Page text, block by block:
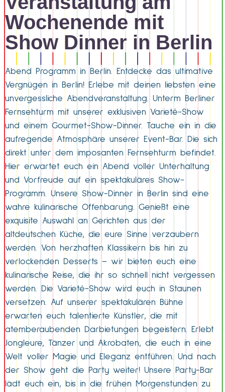
Wochenende mit
Show Dinner in Berlin
Abend Programm in Berlin. Entdecke das ultimative
Vergnügen in Berlin! Erlebe mit deinen liebsten eine
unvergessliche Abendveranstaltung. Unterm Berliner
Fernsehturm mit unserer exklusiven Varieté-Show
und einem Gourmet-Show-Dinner. Tauche ein in die
aufregende Atmosphäre unserer Event-Bar. Die sich
direkt unter dem imposanten Fernsehturm befindet.
Hier erwartet euch ein Abend voller Unterhaltung
und Vorfreude auf ein spektakuläres Show-
Programm. Unsere Show-Dinner in Berlin sind eine
wahre kulinarische Offenbarung. Genießt eine
exquisite Auswahl an Gerichten aus der
altdeutschen Küche, die eure Sinne verzaubern
werden. Von herzhaften Klassikern bis hin zu
verlockenden Desserts – wir bieten euch eine
kulinarische Reise, die ihr so schnell nicht vergessen
werden. Die Varieté-Show wird euch in Staunen
versetzen. Auf unserer spektakulären Bühne
erwarten euch talentierte Künstler, die mit
atemberaubenden Darbietungen begeistern. Erlebt
Jongleure, Tänzer und Akrobaten, die euch in eine
Welt voller Magie und Eleganz entführen. Und nach
der Show geht die Party weiter! Unsere Party-Bar
lädt euch ein, bis in die frühen Morgenstunden zu